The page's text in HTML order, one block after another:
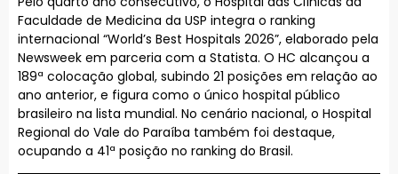
Faculdade de Medicina da USP integra o ranking
internacional “World’s Best Hospitals 2026”, elaborado pela
Newsweek em parceria com a Statista. O HC alcançou a
189ª colocação global, subindo 21 posições em relação ao
ano anterior, e figura como o único hospital público
brasileiro na lista mundial. No cenário nacional, o Hospital
Regional do Vale do Paraíba também foi destaque,
ocupando a 41ª posição no ranking do Brasil.